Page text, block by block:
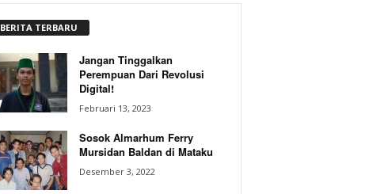
BERITA TERBARU
Jangan Tinggalkan
Perempuan Dari Revolusi
Digital!
Februari 13, 2023
Sosok Almarhum Ferry
Mursidan Baldan di Mataku
Desember 3, 2022